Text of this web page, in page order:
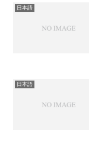
日本語
日本語